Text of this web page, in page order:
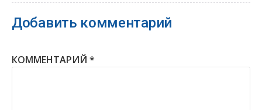
Добавить комментарий
КОММЕНТАРИЙ *